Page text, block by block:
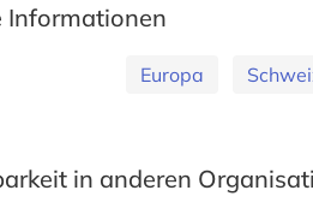
Informationen
Europa
in anderen